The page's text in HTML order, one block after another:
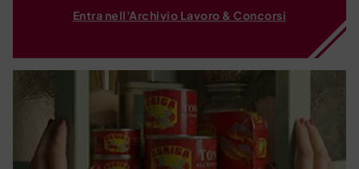
Entra nell'Archivio Lavoro & Concorsi